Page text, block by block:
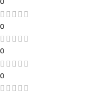
0
0
0